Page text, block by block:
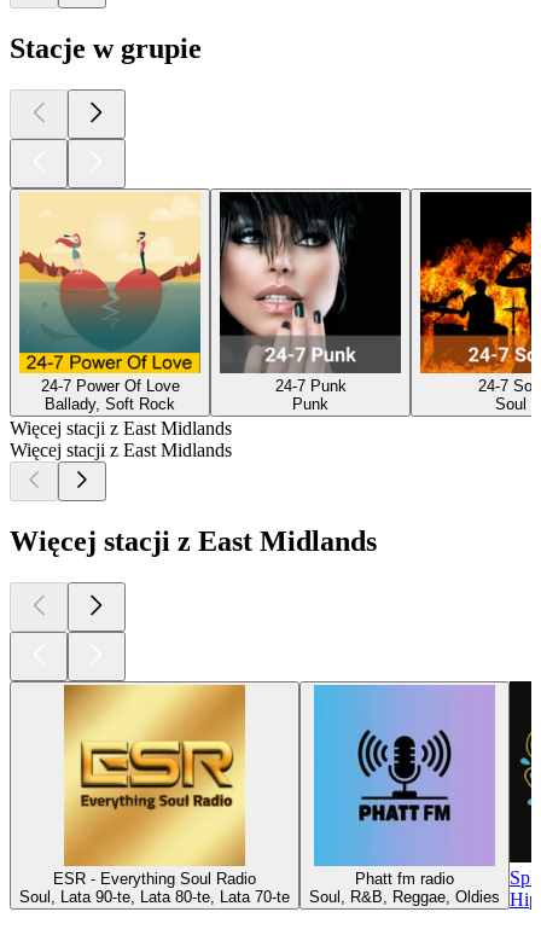
Stacje w grupie
24-7 Power Of Love
Ballady, Soft Rock
24-7 Punk
Punk
24-7
Soul
Więcej stacji z East Midlands
Więcej stacji z East Midlands
Więcej stacji z East Midlands
ESR - Everything Soul Radio
Soul, Lata 90-te, Lata 80-te, Lata 70-te
Phatt fm radio
Soul, R&B, Reggae, Oldies Hip